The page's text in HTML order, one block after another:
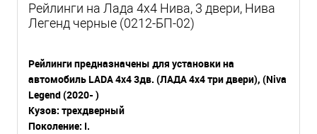
Рейлинги на Лада 4х4 Нива, 3 двери, Нива
Легенд черные (0212-БП-02)
Рейлинги предназначены для установки на
автомобиль LADA 4x4 3дв. (ЛАДА 4х4 три двери), (Niva
Legend (2020- )
Кузов: трехдверный
Поколение: I.